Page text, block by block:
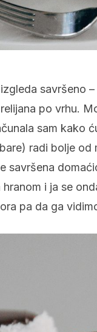
savršeno
po vrhu.
sam kako
radi bolje od
savršena
i ja se
pa da ga